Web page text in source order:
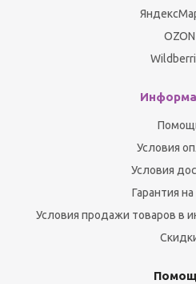
OZON
Условия
Условия
Гарантия
Условия продажи товаров в